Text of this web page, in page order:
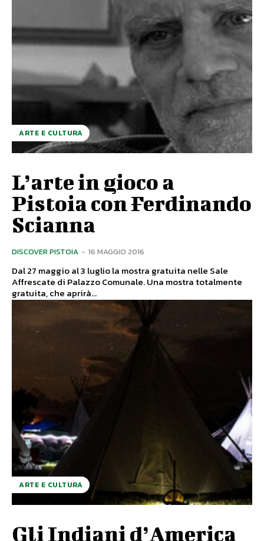
ARTE E CULTURA
L’arte in gioco a
Pistoia con Ferdinando
Scianna
DISCOVER PISTOIA - 16 MAGGIO 2016
Dal 27 maggio al 3 luglio la mostra gratuita nelle Sale
Affrescate di Palazzo Comunale. Una mostra totalmente
gratuita, che aprirà...
ARTE E CULTURA
Gli Indiani d’America